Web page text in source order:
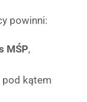
powinni:
MŚP,
pod kątem